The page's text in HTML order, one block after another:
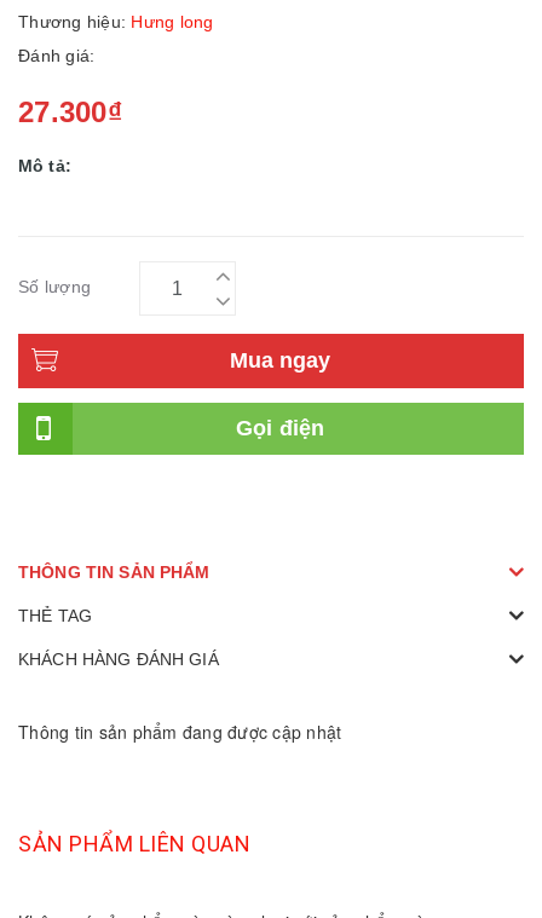
Thương hiệu: Hưng long
Đánh giá:
27.300₫
Mô tả:
Số lượng
Mua ngay
Gọi điện
THÔNG TIN SẢN PHẨM
THẺ TAG
KHÁCH HÀNG ĐÁNH GIÁ
Thông tin sản phẩm đang được cập nhật
SẢN PHẨM LIÊN QUAN